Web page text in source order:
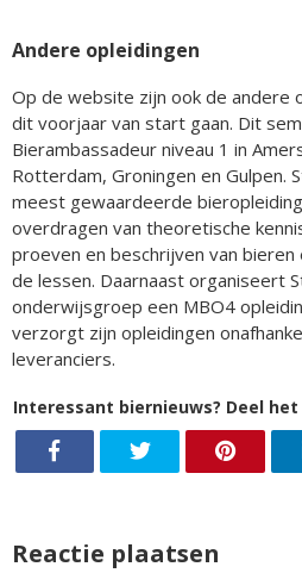
Andere opleidingen
Op de website zijn ook de andere
dit voorjaar van start gaan. Dit
Bierambassadeur niveau 1 in
Rotterdam, Groningen en Gulpen.
meest gewaardeerde
overdragen van theoretische
proeven en beschrijven van
de lessen. Daarnaast organiseert
onderwijsgroep een MBO4
verzorgt zijn opleidingen
leveranciers.
Interessant biernieuws? Deel het
Reactie plaatsen